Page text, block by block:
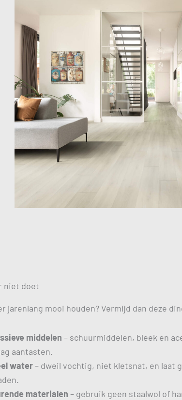
niet doet
jarenlang mooi houden? Vermijd dan deze
middelen – schuurmiddelen, bleek en
aantasten.
water– dweil vochtig, niet kletsnat, en laat
materialen – gebruik geen staalwol of